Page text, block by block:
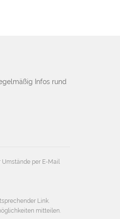
Infos rund
per E-Mail
Link.
mitteilen.